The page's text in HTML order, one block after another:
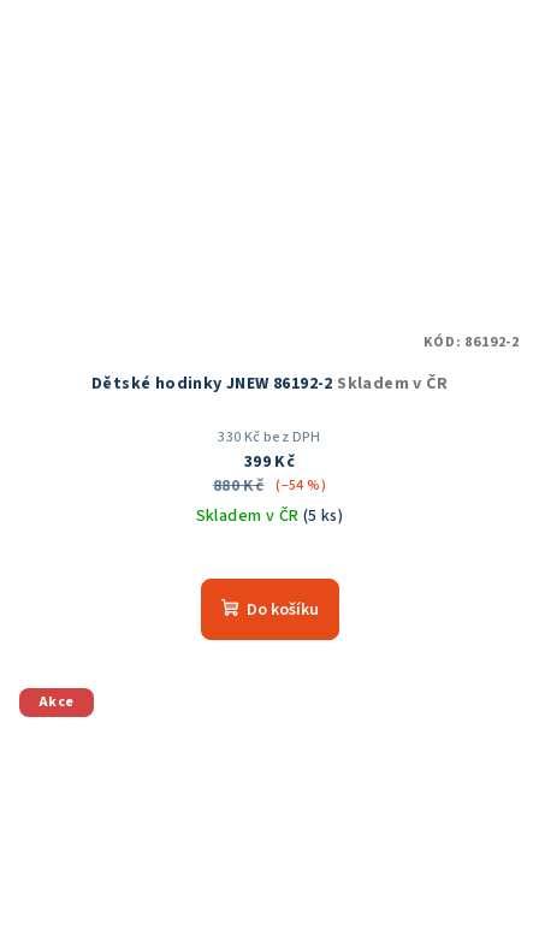
Dětské hodinky JNEW 86192-2 Skladem v ČR
330 Kč bez DPH
399 Kč
880 Kč (–54 %)
Skladem v ČR (5 ks)
Do košíku
KÓD: 86192-2
Akce